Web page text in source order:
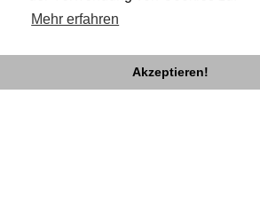
Mehr erfahren
Akzeptieren!